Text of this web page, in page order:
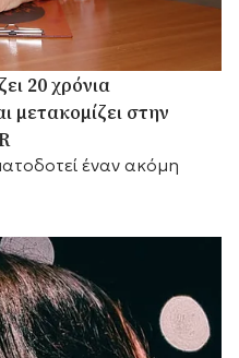
20 χρόνια
μετακομίζει στην
έναν ακόμη